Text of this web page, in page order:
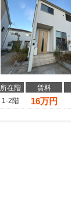
所在階 賃料
1-2階
16万円